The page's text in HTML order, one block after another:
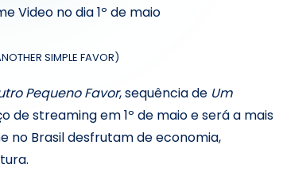
Video no dia 1º de maio
SIMPLE FAVOR)
Pequeno Favor, sequência de Um
de streaming em 1º de maio e será a mais
no Brasil desfrutam de economia,